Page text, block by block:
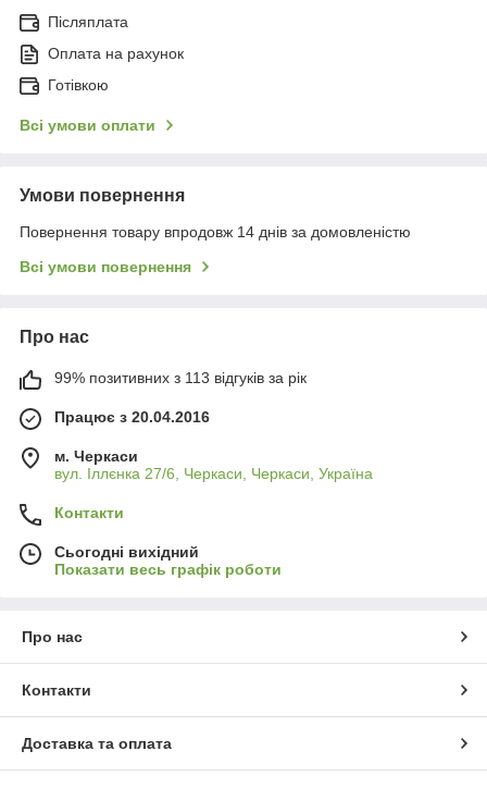
Післяплата
Оплата на рахунок
Готівкою
Всі умови оплати
Умови повернення
Повернення товару впродовж 14 днів за домовленістю
Всі умови повернення
Про нас
99% позитивних з 113 відгуків за рік
Працює з 20.04.2016
м. Черкаси
вул. Іллєнка 27/6, Черкаси, Черкаси, Україна
Контакти
Сьогодні вихідний
Показати весь графік роботи
Про нас
Контакти
Доставка та оплата